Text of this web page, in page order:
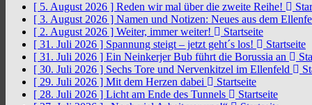
[ 5. August 2026 ] Reden wir mal über die zweite Reihe!
[ 3. August 2026 ] Namen und Notizen: Neues aus dem
[ 2. August 2026 ] Weiter, immer weiter!
Startseite
[ 31. Juli 2026 ] Spannung steigt – jetzt geht´s los!
Startseite
[ 31. Juli 2026 ] Ein Neinkerjer Bub führt die Borussia an
[ 30. Juli 2026 ] Sechs Tore und Nervenkitzel im Ellenfeld
[ 29. Juli 2026 ] Mit dem Herzen dabei
Startseite
[ 28. Juli 2026 ] Licht am Ende des Tunnels
Startseite